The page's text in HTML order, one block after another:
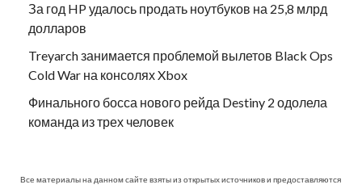
За год HP удалось продать ноутбуков на 25,8 млрд
долларов
Treyarch занимается проблемой вылетов Black Ops
Cold War на консолях Xbox
Финального босса нового рейда Destiny 2 одолела
команда из трех человек
Все материалы на данном сайте взяты из открытых источников и предоставляются